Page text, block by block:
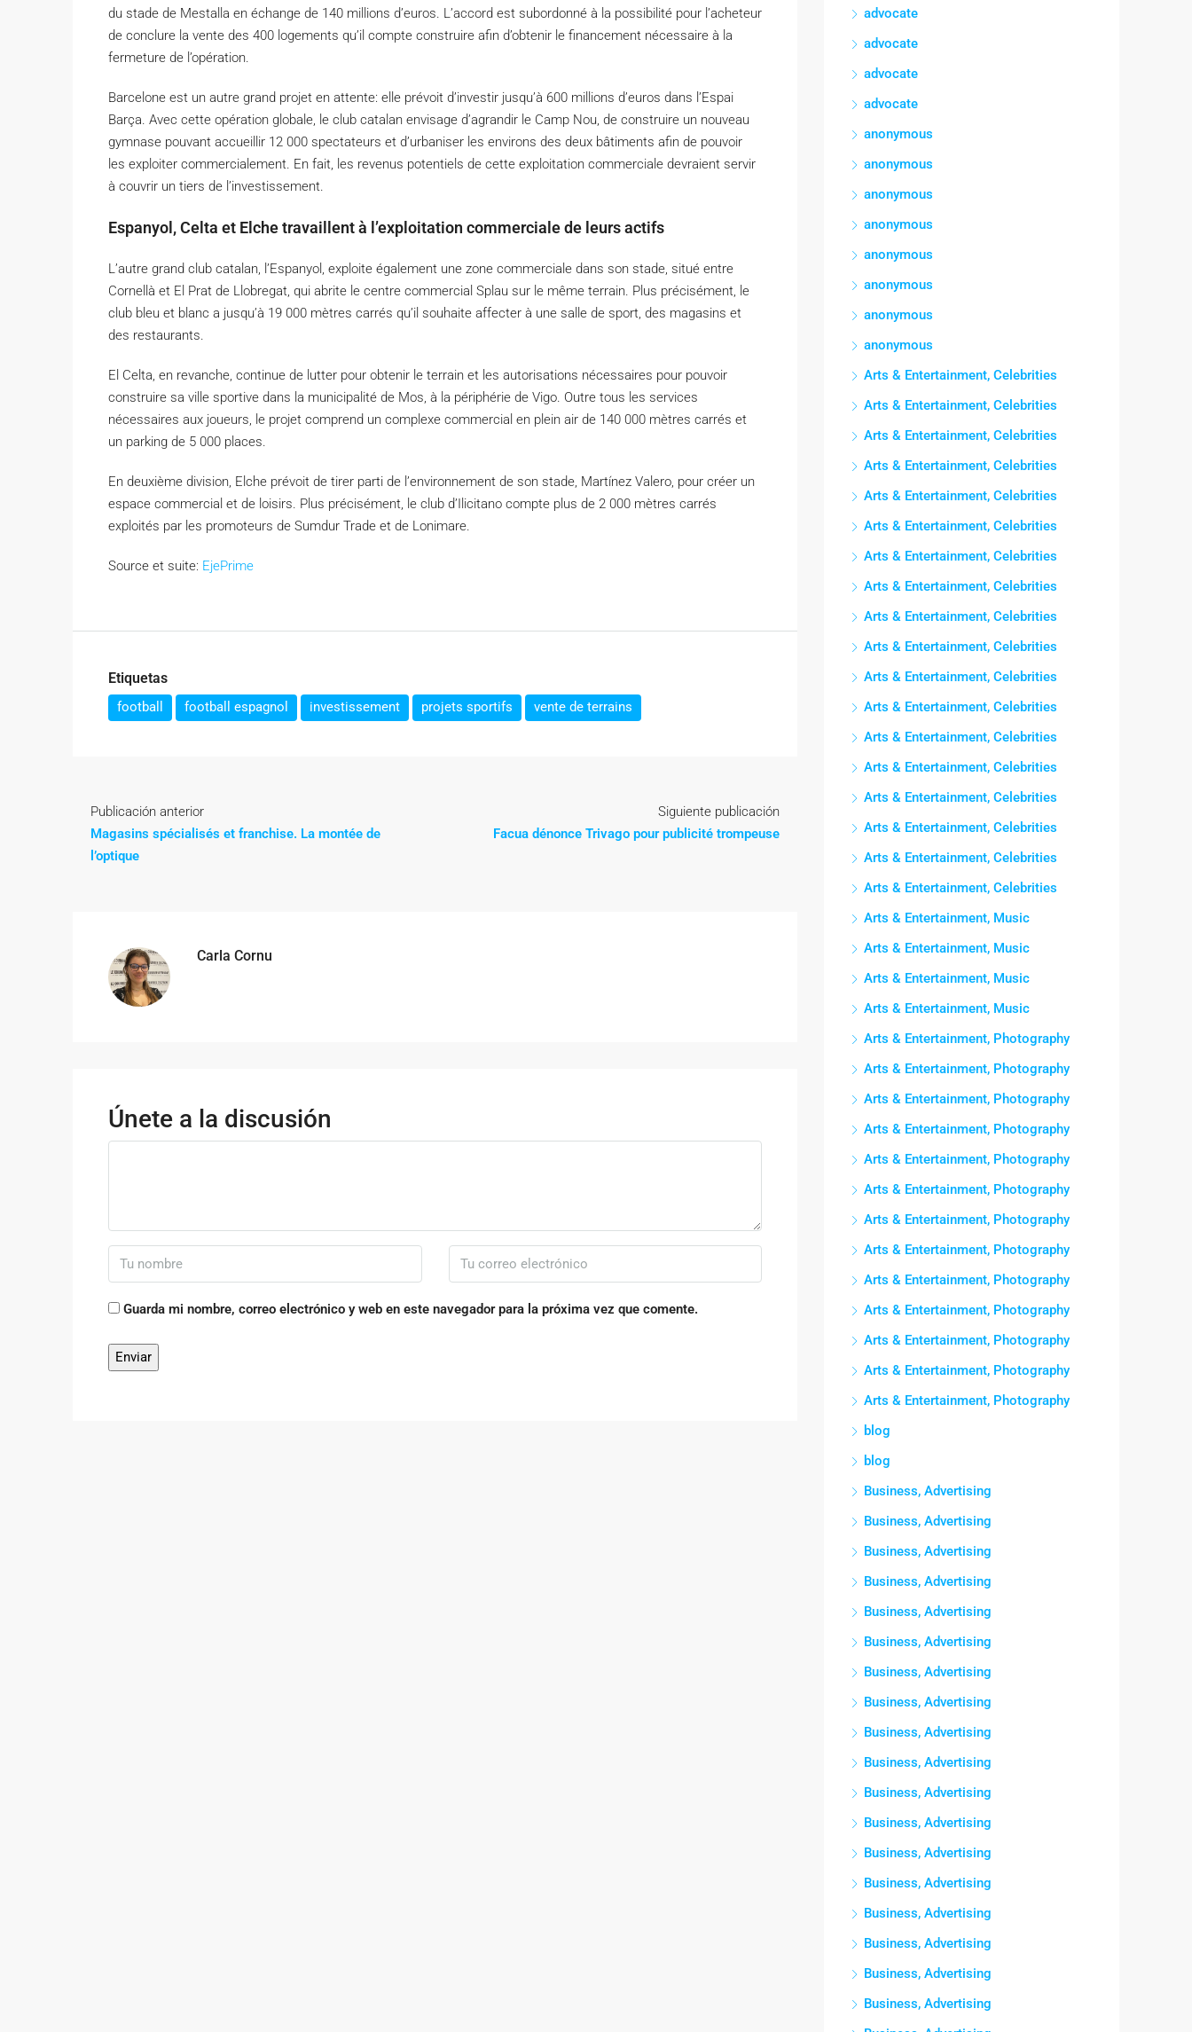
du stade de Mestalla en échange de 140 millions d’euros. L’accord est subordonné à la possibilité pour l’acheteur
de conclure la vente des 400 logements qu’il compte construire afin d’obtenir le financement nécessaire à la
fermeture de l’opération.
Barcelone est un autre grand projet en attente: elle prévoit d’investir jusqu’à 600 millions d’euros dans l’Espai
Barça. Avec cette opération globale, le club catalan envisage d’agrandir le Camp Nou, de construire un nouveau
gymnase pouvant accueillir 12 000 spectateurs et d’urbaniser les environs des deux bâtiments afin de pouvoir
les exploiter commercialement. En fait, les revenus potentiels de cette exploitation commerciale devraient servir
à couvrir un tiers de l’investissement.
Espanyol, Celta et Elche travaillent à l’exploitation commerciale de leurs actifs
L’autre grand club catalan, l’Espanyol, exploite également une zone commerciale dans son stade, situé entre
Cornellà et El Prat de Llobregat, qui abrite le centre commercial Splau sur le même terrain. Plus précisément, le
club bleu et blanc a jusqu’à 19 000 mètres carrés qu’il souhaite affecter à une salle de sport, des magasins et
des restaurants.
El Celta, en revanche, continue de lutter pour obtenir le terrain et les autorisations nécessaires pour pouvoir
construire sa ville sportive dans la municipalité de Mos, à la périphérie de Vigo. Outre tous les services
nécessaires aux joueurs, le projet comprend un complexe commercial en plein air de 140 000 mètres carrés et
un parking de 5 000 places.
En deuxième division, Elche prévoit de tirer parti de l’environnement de son stade, Martínez Valero, pour créer un
espace commercial et de loisirs. Plus précisément, le club d’Ilicitano compte plus de 2 000 mètres carrés
exploités par les promoteurs de Sumdur Trade et de Lonimare.
Source et suite: EjePrime
Etiquetas
football football espagnol investissement projets sportifs vente de terrains
Publicación anterior
Magasins spécialisés et franchise. La montée de
l’optique
Siguiente publicación
Facua dénonce Trivago pour publicité trompeuse
Carla Cornu
Únete a la discusión
Guarda mi nombre, correo electrónico y web en este navegador para la próxima vez que comente.
advocate
advocate
advocate
advocate
anonymous
anonymous
anonymous
anonymous
anonymous
anonymous
anonymous
anonymous
Arts & Entertainment, Celebrities
Arts & Entertainment, Celebrities
Arts & Entertainment, Celebrities
Arts & Entertainment, Celebrities
Arts & Entertainment, Celebrities
Arts & Entertainment, Celebrities
Arts & Entertainment, Celebrities
Arts & Entertainment, Celebrities
Arts & Entertainment, Celebrities
Arts & Entertainment, Celebrities
Arts & Entertainment, Celebrities
Arts & Entertainment, Celebrities
Arts & Entertainment, Celebrities
Arts & Entertainment, Celebrities
Arts & Entertainment, Celebrities
Arts & Entertainment, Celebrities
Arts & Entertainment, Celebrities
Arts & Entertainment, Celebrities
Arts & Entertainment, Music
Arts & Entertainment, Music
Arts & Entertainment, Music
Arts & Entertainment, Music
Arts & Entertainment, Photography
Arts & Entertainment, Photography
Arts & Entertainment, Photography
Arts & Entertainment, Photography
Arts & Entertainment, Photography
Arts & Entertainment, Photography
Arts & Entertainment, Photography
Arts & Entertainment, Photography
Arts & Entertainment, Photography
Arts & Entertainment, Photography
Arts & Entertainment, Photography
Arts & Entertainment, Photography
Arts & Entertainment, Photography
blog
blog
Business, Advertising
Business, Advertising
Business, Advertising
Business, Advertising
Business, Advertising
Business, Advertising
Business, Advertising
Business, Advertising
Business, Advertising
Business, Advertising
Business, Advertising
Business, Advertising
Business, Advertising
Business, Advertising
Business, Advertising
Business, Advertising
Business, Advertising
Business, Advertising